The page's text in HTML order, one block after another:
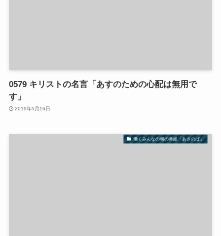
0579 キリストの名言「あすのための心配は無用で
す」
2019年5月16日
働くみんなの朝の番組「あさのば」